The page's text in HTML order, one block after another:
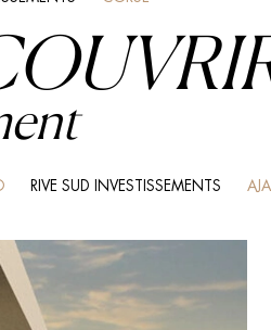
RIVE SUD INVESTISSEMENTS